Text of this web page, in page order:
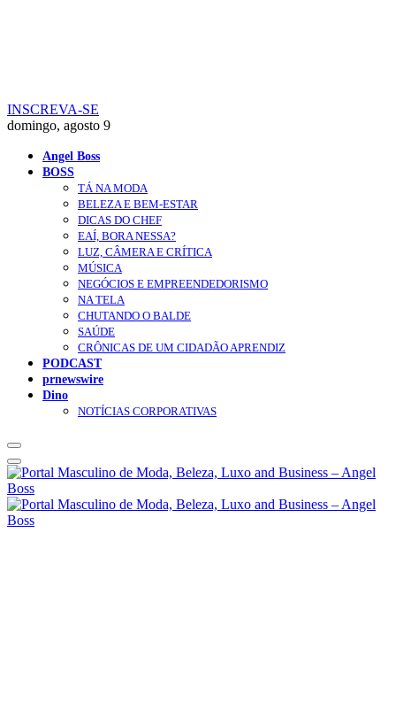
INSCREVA-SE
domingo, agosto 9
Angel Boss
BOSS
TÁ NA MODA
BELEZA E BEM-ESTAR
DICAS DO CHEF
EAÍ, BORA NESSA?
LUZ, CÂMERA E CRÍTICA
MÚSICA
NEGÓCIOS E EMPREENDEDORISMO
NA TELA
CHUTANDO O BALDE
SAÚDE
CRÔNICAS DE UM CIDADÃO APRENDIZ
PODCAST
prnewswire
Dino
NOTÍCIAS CORPORATIVAS